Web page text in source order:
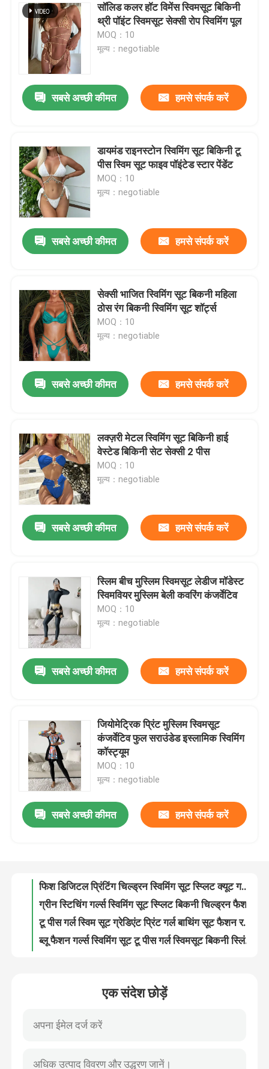
होम
उत्पाद
फैक्टरी यात्रा
गुणवत्ता नियंत्रण
समाचार
सभी मामलों
सॉलिड कलर हॉट विमेंस स्विमसूट बिकिनी
थ्री पॉइंट स्विमसूट सेक्सी रोप स्विमिंग पूल
MOQ：10
मूल्य：negotiable
सबसे अच्छी कीमत हमसे संपर्क करें
डायमंड राइनस्टोन स्विमिंग सूट बिकिनी टू
पीस स्विम सूट फाइव पॉइंटेड स्टार पेंडेंट
MOQ：10
मूल्य：negotiable
सबसे अच्छी कीमत हमसे संपर्क करें
सेक्सी भाजित स्विमिंग सूट बिकनी महिला
ठोस रंग बिकनी स्विमिंग सूट शॉर्ट्स
MOQ：10
मूल्य：negotiable
सबसे अच्छी कीमत हमसे संपर्क करें
लक्ज़री मेटल स्विमिंग सूट बिकिनी हाई
वेस्टेड बिकिनी सेट सेक्सी 2 पीस
MOQ：10
मूल्य：negotiable
सबसे अच्छी कीमत हमसे संपर्क करें
स्लिम बीच मुस्लिम स्विमसूट लेडीज मॉडेस्ट
स्विमवियर मुस्लिम बेली कवरिंग कंजर्वेटिव
MOQ：10
मूल्य：negotiable
सबसे अच्छी कीमत हमसे संपर्क करें
जियोमेट्रिक प्रिंट मुस्लिम स्विमसूट
कंजर्वेटिव फुल सराउंडेड इस्लामिक स्विमिंग
कॉस्ट्यूम
MOQ：10
मूल्य：negotiable
सबसे अच्छी कीमत हमसे संपर्क करें
फिश डिजिटल प्रिंटिंग चिल्ड्रन स्विमिंग सूट स्प्लिट क्यूट गर्ल स्विमसूट बिकनी
स्विमिंग कैप के साथ स्प्लिट ब्लू बॉय स्विमसूट स्टूडेंट कंजरवेटिव समर किड्स स्विमसूट
एक संदेश छोड़ें